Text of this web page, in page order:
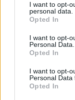
not limited to your
grant or deny
use your data for
consent section.
I want to opt-
personal data.
Opted In
I want to opt-
Personal Data.
Opted In
I want to opt-
Personal Data
Opted In
Népszerű